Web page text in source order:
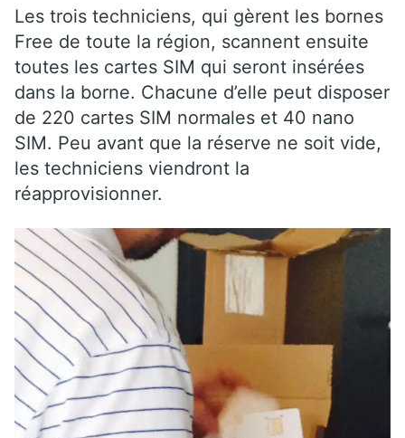
Les trois techniciens, qui gèrent les bornes
Free de toute la région, scannent ensuite
toutes les cartes SIM qui seront insérées
dans la borne. Chacune d’elle peut disposer
de 220 cartes SIM normales et 40 nano
SIM. Peu avant que la réserve ne soit vide,
les techniciens viendront la
réapprovisionner.